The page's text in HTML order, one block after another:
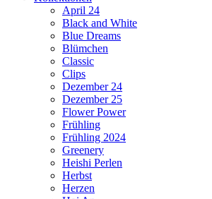
April 24
Black and White
Blue Dreams
Blümchen
Classic
Clips
Dezember 24
Dezember 25
Flower Power
Frühling
Frühling 2024
Greenery
Heishi Perlen
Herbst
Herzen